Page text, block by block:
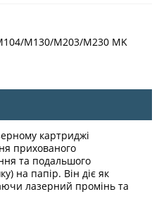
M130/M203/M230 MK
картриджі
прихованого
та подальшого
на папір. Він діє як
лазерний промінь та